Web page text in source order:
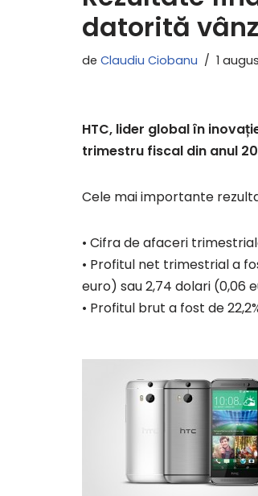
datorită
de Claudiu Ciobanu 1
HTC, lider global în
trimestru fiscal din anul
Cele mai importante
• Cifra de afaceri
• Profitul net trimestrial a
euro) sau 2,74 dolari (0,06
• Profitul brut a fost de